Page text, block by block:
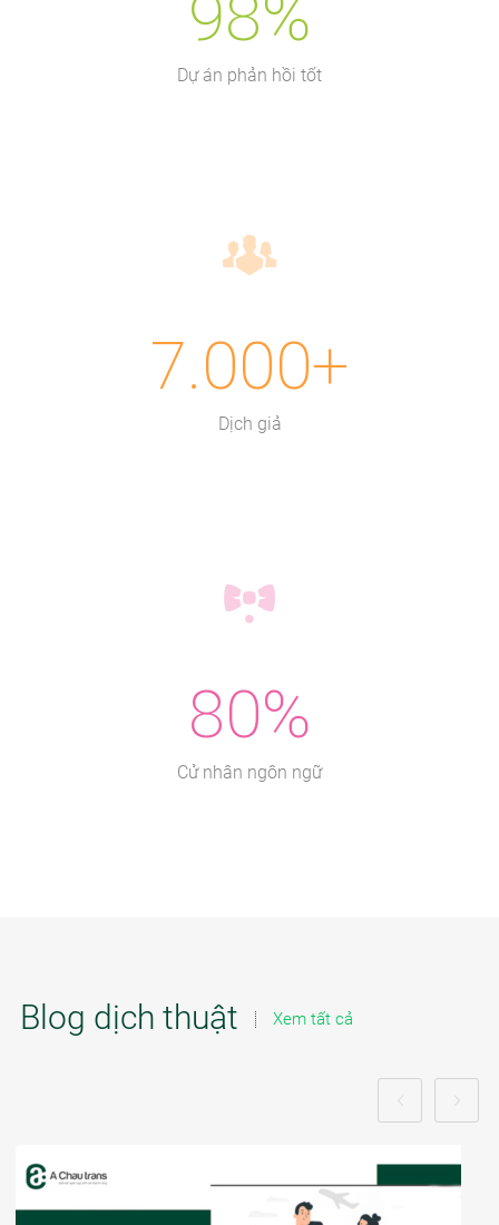
98%
Dự án phản hồi tốt
7.000+
Dịch giả
80%
Cử nhân ngôn ngữ
Blog dịch thuật Xem tất cả